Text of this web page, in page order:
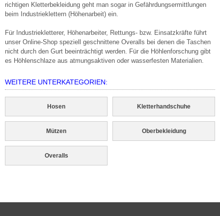
richtigen Kletterbekleidung geht man sogar in Gefährdungsermittlungen
beim Industrieklettern (Höhenarbeit) ein.
Für Industriekletterer, Höhenarbeiter, Rettungs- bzw. Einsatzkräfte führt
unser Online-Shop speziell geschnittene Overalls bei denen die Taschen
nicht durch den Gurt beeinträchtigt werden. Für die Höhlenforschung gibt
es Höhlenschlaze aus atmungsaktiven oder wasserfesten Materialien.
WEITERE UNTERKATEGORIEN:
Hosen Kletterhandschuhe
Mützen Oberbekleidung
Overalls